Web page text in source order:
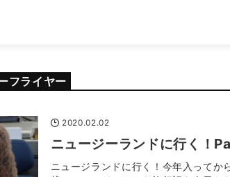
フライヤー
2020.02.02
ニュージーランドに行く！
ニュージランドに行く！今年入ってか